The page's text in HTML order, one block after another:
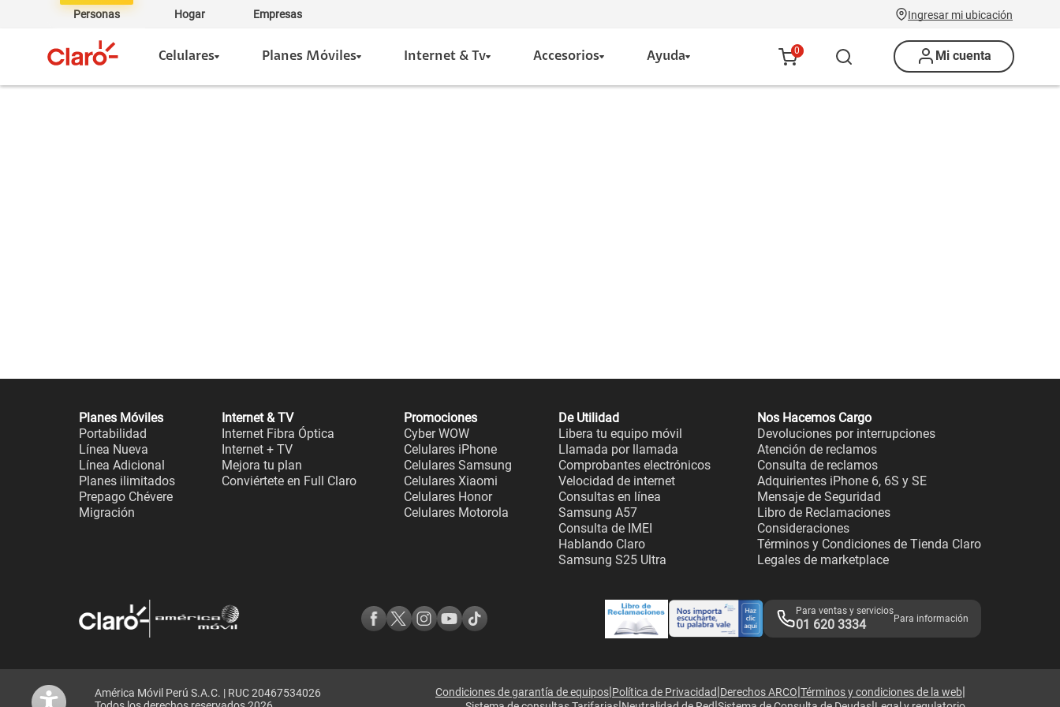
Personas Hogar Empresas Ingresar mi ubicación
Celulares Planes Móviles Internet & Tv Accesorios Ayuda 0 Mi cuenta
Planes Móviles
Portabilidad
Línea Nueva
Línea Adicional
Planes ilimitados
Prepago Chévere
Migración
Internet & TV
Internet Fibra Óptica
Internet + TV
Mejora tu plan
Conviértete en Full Claro
Promociones
Cyber WOW
Celulares iPhone
Celulares Samsung
Celulares Xiaomi
Celulares Honor
Celulares Motorola
De Utilidad
Libera tu equipo móvil
Llamada por llamada
Comprobantes electrónicos
Velocidad de internet
Consultas en línea
Samsung A57
Consulta de IMEI
Hablando Claro
Samsung S25 Ultra
Nos Hacemos Cargo
Devoluciones por interrupciones
Atención de reclamos
Consulta de reclamos
Adquirientes iPhone 6, 6S y SE
Mensaje de Seguridad
Libro de Reclamaciones
Consideraciones
Términos y Condiciones de Tienda Claro
Legales de marketplace
Para ventas y servicios
01 620 3334 Para información
América Móvil Perú S.A.C. | RUC 20467534026
Condiciones de garantía de equipos|Política de Privacidad|Derechos ARCO|Términos y condiciones de la web|